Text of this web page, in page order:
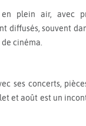
diffusés, souvent
cinéma.
et août est un